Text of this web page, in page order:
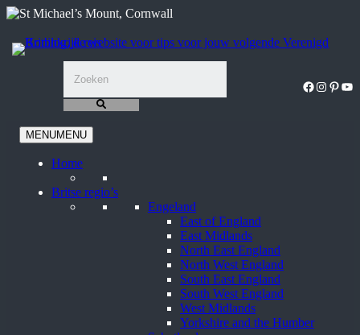
Ga
de
inhoud
Facebook
MENUMENU
Home
Britse regio’s
Engeland
East of England
East Midlands
North East England
North West England
South East England
South West England
West Midlands
Yorkshire and the Humber